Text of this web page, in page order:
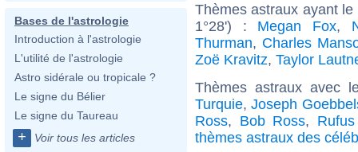
Bases de l'astrologie
Introduction à l'astrologie
L'utilité de l'astrologie
Astro sidérale ou tropicale ?
Le signe du Bélier
Le signe du Taureau
+ Voir tous les articles
Thèmes astraux ayant
1°28') : Megan Fox,
Thurman, Charles
Zoë Kravitz, Taylor
Thèmes astraux avec
Turquie,Joseph
Ross, Bob Ross,
thèmes astraux des